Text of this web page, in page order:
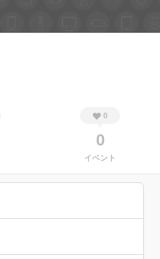
0
0
イベント